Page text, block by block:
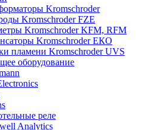
Kromschroder
Kromschroder FZE
Kromschroder KFM, RFM
Kromschroder ЕКО
пламени Kromschroder UVS
оборудование
реле
Analytics